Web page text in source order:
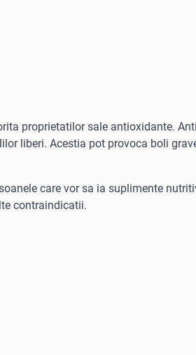
proprietatilor sale antioxidante.
liberi. Acestia pot provoca boli
care vor sa ia suplimente
contraindicatii.